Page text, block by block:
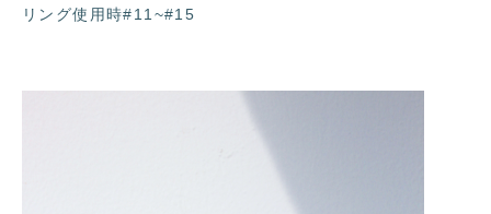
リング使用時#11~#15